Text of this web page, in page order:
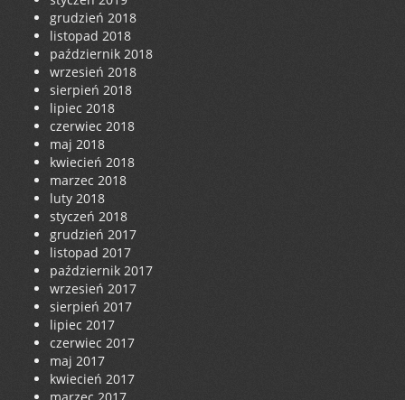
grudzień 2018
listopad 2018
październik 2018
wrzesień 2018
sierpień 2018
lipiec 2018
czerwiec 2018
maj 2018
kwiecień 2018
marzec 2018
luty 2018
styczeń 2018
grudzień 2017
listopad 2017
październik 2017
wrzesień 2017
sierpień 2017
lipiec 2017
czerwiec 2017
maj 2017
kwiecień 2017